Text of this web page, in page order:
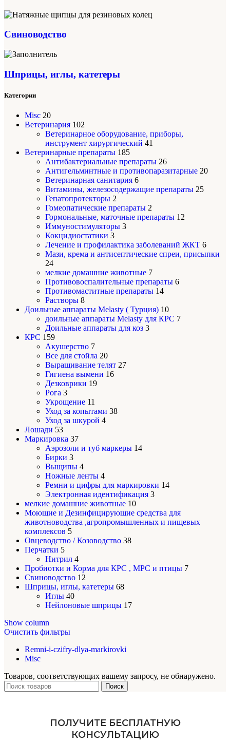
Свиноводство
Шприцы, иглы, катетеры
Категории
Misc 20
Ветеринария 102
Ветеринарное оборудование, приборы,
инструмент хирургический 41
Ветеринарные препараты 185
Антибактериальные препараты 26
Антигельминтные и противопаразитарные 20
Ветеринарная санитария 6
Витамины, железосодержащие препараты 25
Гепатопротекторы 2
Гомеопатические препараты 2
Гормональные, маточные препараты 12
Иммуностимуляторы 3
Кокцидиостатики 3
Лечение и профилактика заболеваний ЖКТ 6
Мази, крема и антисептические спреи, присыпки
24
мелкие домашние животные 7
Противовоспалительные препараты 6
Противомаститные препараты 14
Растворы 8
Доильные аппараты Melasty ( Турция) 10
доильные аппараты Melasty для КРС 7
Доильные аппараты для коз 3
КРС 159
Акушерство 7
Все для стойла 20
Выращивание телят 27
Гигиена вымени 16
Дезковрики 19
Рога 3
Укрощение 11
Уход за копытами 38
Уход за шкурой 4
Лошади 53
Маркировка 37
Аэрозоли и туб маркеры 14
Бирки 3
Выщипы 4
Ножные ленты 4
Ремни и цифры для маркировки 14
Электронная идентификация 3
мелкие домашние животные 10
Моющие и Дезинфицирующие средства для
животноводства ,агропромышленных и пищевых
комплексов 5
Овцеводство / Козоводство 38
Перчатки 5
Нитрил 4
Пробиотки и Корма для КРС , МРС и птицы 7
Свиноводство 12
Шприцы, иглы, катетеры 68
Иглы 40
Нейлоновые шприцы 17
Show column
Очистить фильтры
Remni-i-czifry-dlya-markirovki
Misc
Товаров, соответствующих вашему запросу, не обнаружено.
Поиск
ПОЛУЧИТЕ БЕСПЛАТНУЮ
КОНСУЛЬТАЦИЮ